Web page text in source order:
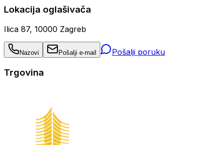
Lokacija oglašivača
Ilica 87, 10000 Zagreb
Nazovi Pošalji e-mail Pošalji poruku
Trgovina